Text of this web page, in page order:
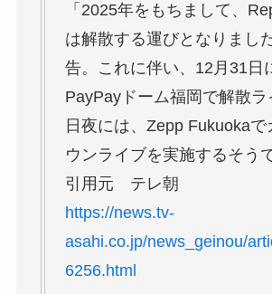
「2025年をもちまして、
は解散する運びとなりまし
告。これに伴い、12月31日
PayPayドーム福岡で解散ラ
日夜には、Zepp Fukuoka
ウンライブを実施するそう
引用元 テレ朝
https://news.tv-
asahi.co.jp/news_geinou/
6256.html